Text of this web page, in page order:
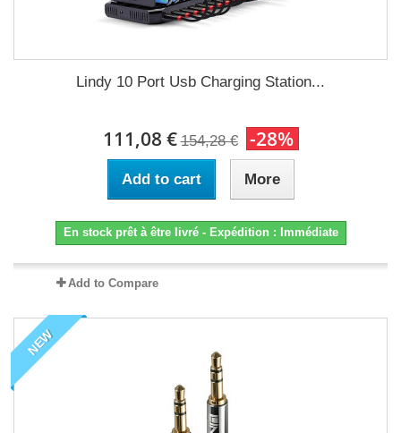
Lindy 10 Port Usb Charging Station...
111,08 € 154,28 € -28%
Add to cart More
En stock prêt à être livré - Expédition : Immédiate
Add to Compare
NEW